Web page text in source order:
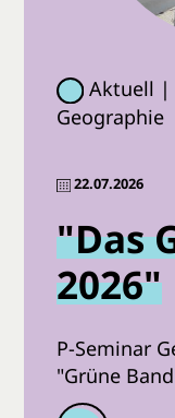
Aktuell |
Geographie
22.07.2026
"Das
2026"
P-Seminar
"Grüne